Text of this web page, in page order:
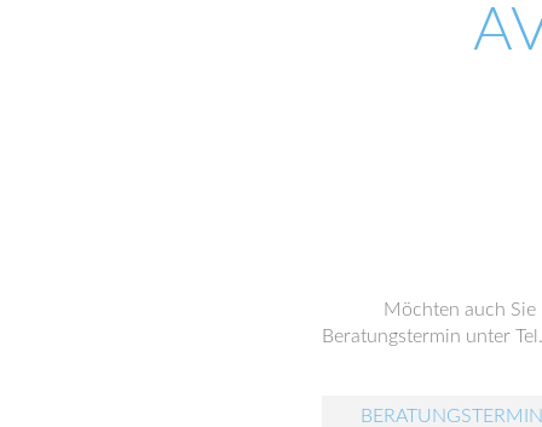
Möchten auch Sie
Beratungstermin unter